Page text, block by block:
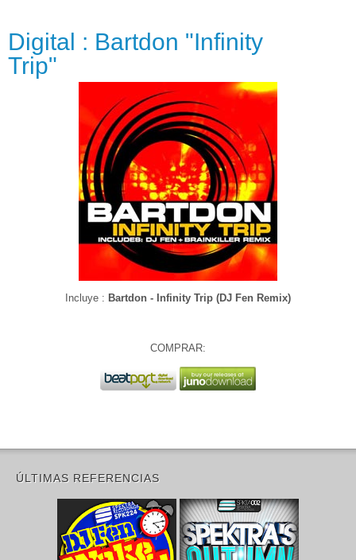
Digital : Bartdon "Infinity
Trip"
Incluye : Bartdon - Infinity Trip (DJ Fen Remix)
COMPRAR:
ÚLTIMAS REFERENCIAS